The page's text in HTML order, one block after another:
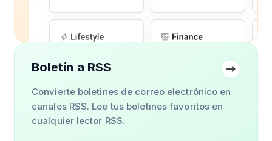
Boletín a RSS
Convierte boletines de correo electrónico en
canales RSS. Lee tus boletines favoritos en
cualquier lector RSS.